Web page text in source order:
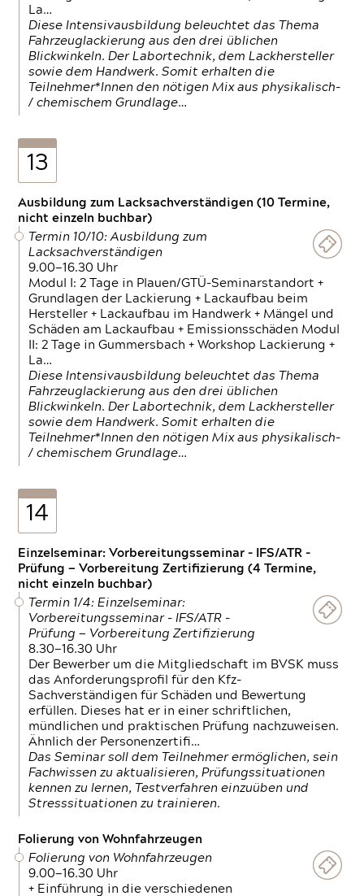
La…
Diese Intensivausbildung beleuchtet das Thema
Fahrzeuglackierung aus den drei üblichen
Blickwinkeln. Der Labortechnik, dem Lackhersteller
sowie dem Handwerk. Somit erhalten die
Teilnehmer*Innen den nötigen Mix aus physikalisch-
/ chemischem Grundlage…
13
Ausbildung zum Lacksachverständigen (10 Termine,
nicht einzeln buchbar)
Termin 10/10: Ausbildung zum
Lacksachverständigen
9.00—16.30 Uhr
Modul I: 2 Tage in Plauen/GTÜ-Seminarstandort +
Grundlagen der Lackierung + Lackaufbau beim
Hersteller + Lackaufbau im Handwerk + Mängel und
Schäden am Lackaufbau + Emissionsschäden Modul
II: 2 Tage in Gummersbach + Workshop Lackierung +
La…
Diese Intensivausbildung beleuchtet das Thema
Fahrzeuglackierung aus den drei üblichen
Blickwinkeln. Der Labortechnik, dem Lackhersteller
sowie dem Handwerk. Somit erhalten die
Teilnehmer*Innen den nötigen Mix aus physikalisch-
/ chemischem Grundlage…
14
Einzelseminar: Vorbereitungsseminar - IFS/ATR -
Prüfung — Vorbereitung Zertifizierung (4 Termine,
nicht einzeln buchbar)
Termin 1/4: Einzelseminar:
Vorbereitungsseminar - IFS/ATR -
Prüfung — Vorbereitung Zertifizierung
8.30—16.30 Uhr
Der Bewerber um die Mitgliedschaft im BVSK muss
das Anforderungsprofil für den Kfz-
Sachverständigen für Schäden und Bewertung
erfüllen. Dieses hat er in einer schriftlichen,
mündlichen und praktischen Prüfung nachzuweisen.
Ähnlich der Personenzertifi…
Das Seminar soll dem Teilnehmer ermöglichen, sein
Fachwissen zu aktualisieren, Prüfungssituationen
kennen zu lernen, Testverfahren einzuüben und
Stresssituationen zu trainieren.
Folierung von Wohnfahrzeugen
Folierung von Wohnfahrzeugen
9.00—16.30 Uhr
+ Einführung in die verschiedenen